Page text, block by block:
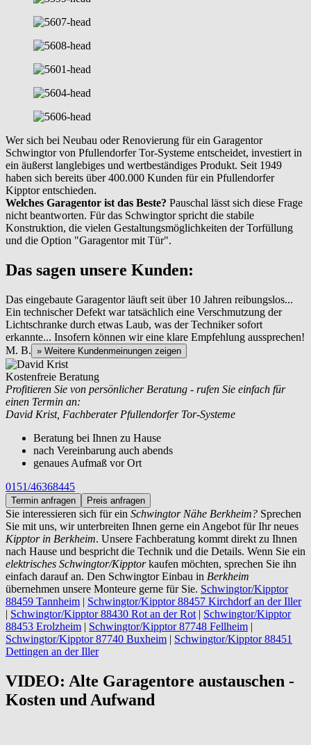
Wer sich bei Neubau oder Renovierung für ein Garagentor
Schwingtor von Pfullendorfer Tor-Systeme entscheidet, investiert in
ein äußerst langlebiges und wertbeständiges Produkt. Seit 1949
haben sich bereits über 400.000 Kunden für ein Pfullendorfer
Kipptor entschieden.
Welches Garagentor ist das Beste? Pauschal lässt sich diese Frage
nicht beantworten. Für das Schwingtor spricht die stabile
Konstruktion, die vielen Gestaltungsmöglichkeiten der Torfüllung
und die Option "Garagentor mit Tür".
Das sagen unsere Kunden:
Das eingebaute Garagentor läuft seit über 10 Jahren reibungslos...
Ein technischer Defekt war tatsächlich eine Verschmutzung der
Lichtschranke durch etwas Laub, was der Techniker sofort
erkannte... Insofern können wir eine klare Empfehlung aussprechen!
M. B. » Weitere Kundenmeinungen zeigen
Kostenfreie Beratung
Profitieren Sie von persönlicher Beratung - rufen Sie einfach für
einen Termin an:
David Krist, Fachberater Pfullendorfer Tor-Systeme
Beratung bei Ihnen zu Hause
nach Vereinbarung auch abends
genaues Aufmaß vor Ort
0151/46368445
Termin anfragen Preis anfragen
Sie interessieren sich für ein Schwingtor Nähe Berkheim? Sprechen
Sie mit uns, wir unterbreiten Ihnen gerne ein Angebot für Ihr neues
Kipptor in Berkheim. Unsere Fachberatung kommt direkt zu Ihnen
nach Hause und bespricht die Technik und die Details. Wenn Sie ein
elektrisches Schwingtor/Kipptorkaufen möchten, sprechen Sie ihn
einfach darauf an. Den Schwingtor Einbau in Berkheim
übernehmen unsere Monteure gerne für Sie. Schwingtor/Kipptor
88459 Tannheim | Schwingtor/Kipptor 88457 Kirchdorf an der Iller
| Schwingtor/Kipptor 88430 Rot an der Rot | Schwingtor/Kipptor
88453 Erolzheim | Schwingtor/Kipptor 87748 Fellheim |
Schwingtor/Kipptor 87740 Buxheim | Schwingtor/Kipptor 88451
Dettingen an der Iller
VIDEO: Alte Garagentore austauschen -
Kosten und Aufwand